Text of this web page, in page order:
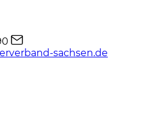
sachsen.de